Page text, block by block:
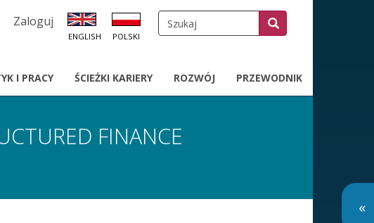
MENU
Zaloguj
ENGLISH POLSKI SZUKAJ
Szukaj Szukaj
I PRACY ŚCIEŻKI KARIERY ROZWÓJ PRZEWODNIK
«
FINANCE